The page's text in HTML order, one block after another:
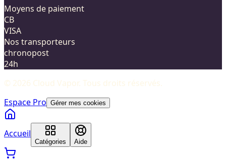
Moyens de paiement
CB
VISA
Nos transporteurs
chronopost
24h
© 2026 Cloud Vapor. Tous droits réservés.
Espace Pro Gérer mes cookies
Accueil
Catégories Aide